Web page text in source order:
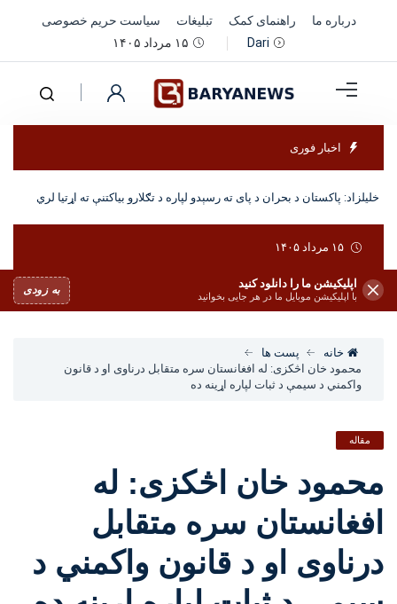
درباره ما راهنمای کمک تبلیغات
سیاست حریم خصوصی
Dari
۱۵ مرداد ۱۴۰۵
اخبار فوری
خلیلزاد: پاکستان د بحران د پای ته رسېدو لپاره د تګلارو بیاکتنې ته اړتیا لري
۱۵ مرداد ۱۴۰۵
اپلیکیشن ما را دانلود کنید
با اپلیکیشن موبایل ما در هر جایی بخوانید
به زودی
خانه
پست ها
محمود خان اڅکزی: له افغانستان سره متقابل درناوی او د قانون
واکمني د سیمې د ثبات لپاره اړینه ده
مقاله
محمود خان اڅکزی: له
افغانستان سره متقابل
درناوی او د قانون واکمني د